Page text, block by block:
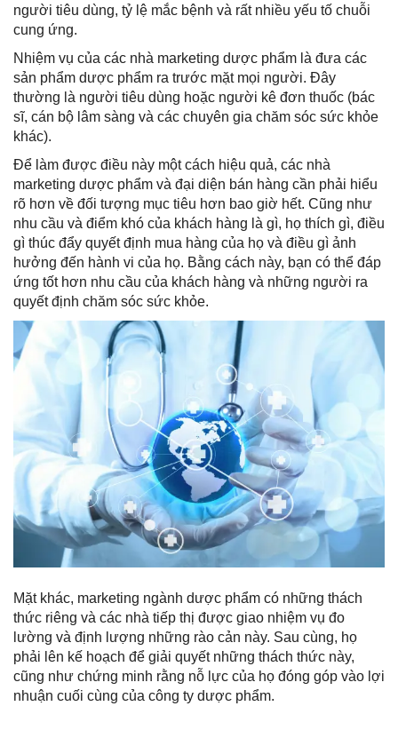
người tiêu dùng, tỷ lệ mắc bệnh và rất nhiều yếu tố chuỗi
cung ứng.
Nhiệm vụ của các nhà marketing dược phẩm là đưa các
sản phẩm dược phẩm ra trước mặt mọi người. Đây
thường là người tiêu dùng hoặc người kê đơn thuốc (bác
sĩ, cán bộ lâm sàng và các chuyên gia chăm sóc sức khỏe
khác).
Để làm được điều này một cách hiệu quả, các nhà
marketing dược phẩm và đại diện bán hàng cần phải hiểu
rõ hơn về đối tượng mục tiêu hơn bao giờ hết. Cũng như
nhu cầu và điểm khó của khách hàng là gì, họ thích gì, điều
gì thúc đẩy quyết định mua hàng của họ và điều gì ảnh
hưởng đến hành vi của họ. Bằng cách này, bạn có thể đáp
ứng tốt hơn nhu cầu của khách hàng và những người ra
quyết định chăm sóc sức khỏe.
Mặt khác, marketing ngành dược phẩm có những thách
thức riêng và các nhà tiếp thị được giao nhiệm vụ đo
lường và định lượng những rào cản này. Sau cùng, họ
phải lên kế hoạch để giải quyết những thách thức này,
cũng như chứng minh rằng nỗ lực của họ đóng góp vào lợi
nhuận cuối cùng của công ty dược phẩm.